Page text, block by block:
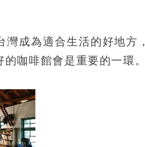
灣成為適合生活的好地方
咖啡館會是重要的一環。